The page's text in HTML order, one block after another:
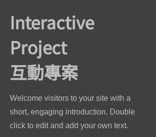
Interactive
Project
互動專案
Welcome visitors to your site with a
short, engaging introduction. Double
click to edit and add your own text.